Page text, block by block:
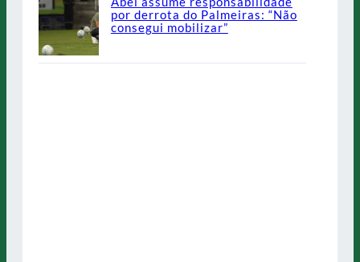
por derrota do Palmeiras: “Não
consegui mobilizar”